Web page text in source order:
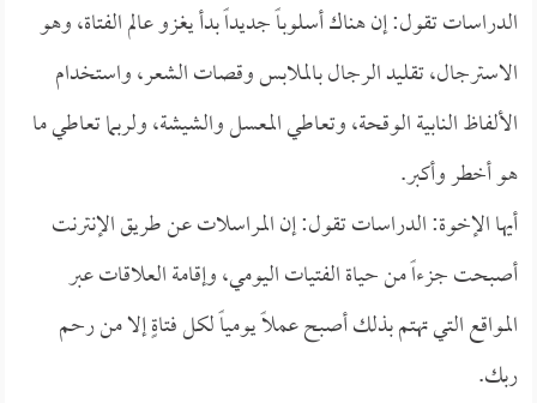
الدراسات تقول: إن هناك أسلوباً جديداً بدأ يغزو عالم الفتاة، وهو
الاسترجال، تقليد الرجال بالملابس وقصات الشعر، واستخدام
الألفاظ النابية الوقحة، وتعاطي المعسل والشيشة، ولربما تعاطي ما
هو أخطر وأكبر.
أيها الإخوة: الدراسات تقول: إن المراسلات عن طريق الإنترنت
أصبحت جزءاً من حياة الفتيات اليومي، وإقامة العلاقات عبر
المواقع التي تهتم بذلك أصبح عملاً يومياً لكل فتاةٍ إلا من رحم
ربك.